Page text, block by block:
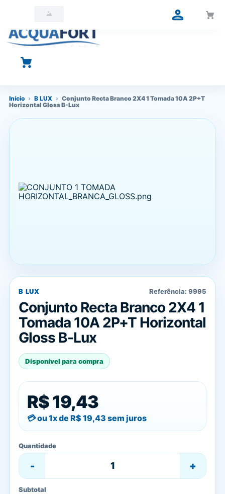
O que você está procurando?
Início › B LUX › Conjunto Recta Branco 2X4 1 Tomada 10A 2P+T
Horizontal Gloss B-Lux
B LUX Referência: 9995
Conjunto Recta Branco 2X4 1
Tomada 10A 2P+T Horizontal
Gloss B-Lux
Disponível para compra
R$ 19,43
ou 1x de R$ 19,43 sem juros
Quantidade
- +
Subtotal